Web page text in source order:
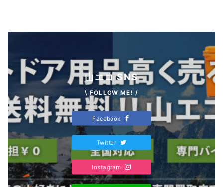
山エコ SNS
\ FOLLOW ME! /
Facebook
Twitter
Instagram